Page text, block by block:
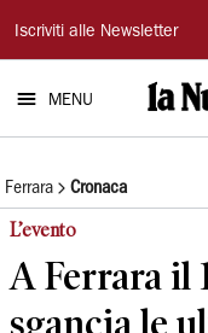
La
Nuova
Ferrara
Iscriviti alle Newsletter
MENU
Ferrara Cronaca
L’evento
A Ferrara il
sgancia le